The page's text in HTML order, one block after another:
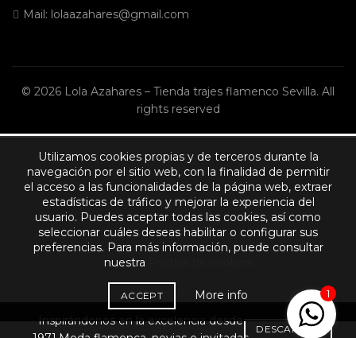
Inspirándonos en la excelencia desde
DESCARTAR
Mail: lolaazahares@gmail.com
© 2026 Lola Azahares – Tienda trajes flamenco Sevilla. All
rights reserved
1
Utilizamos cookies propias y de terceros durante la
navegación por el sitio web, con la finalidad de permitir
el acceso a las funcionalidades de la página web, extraer
estadísticas de tráfico y mejorar la experiencia del
usuario. Puedes aceptar todas las cookies, así como
seleccionar cuáles deseas habilitar o configurar sus
preferencias. Para más información, puede consultar
nuestra
ACCEPT More info